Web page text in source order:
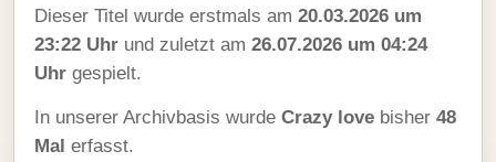
Dieser Titel wurde erstmals am 20.03.2026 um
23:22 Uhr und zuletzt am 26.07.2026 um 04:24
Uhr gespielt.
In unserer Archivbasis wurde Crazy love bisher 48
Mal erfasst.